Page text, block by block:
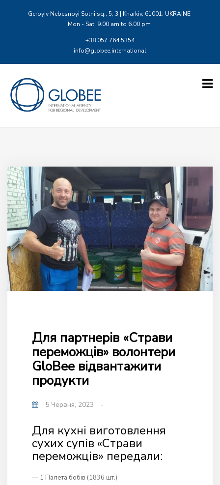
Geroyiv Nebesnoyi Sotni sq., 5, 3 | Kharkiv, 61001, UKRAINE
Mon - Sat: 9.00 am to 6.00 pm
+38 057 764 5354
info@globee.international
Для партнерів «Страви
переможців» волонтери
GloBee відвантажити
продукти
5 Червня, 2023 -
Для кухні виготовлення
сухих супів «Страви
переможців» передали:
— 1 Палета бобів (1836 шт.)